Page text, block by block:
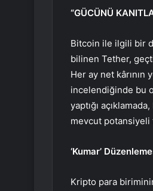
“GÜCÜNÜ
Bitcoin ile ilgili bir
bilinen Tether,
Her ay net kârının
incelendiğinde bu
yaptığı
mevcut potansiyeli
‘Kumar’
Kripto para